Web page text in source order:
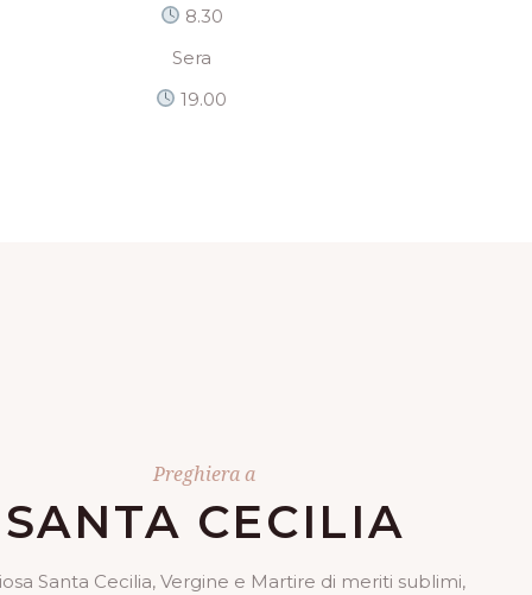
8.30
Sera
19.00
Preghiera a
SANTA CECILIA
Santa Cecilia, Vergine e Martire di meriti sublimi,